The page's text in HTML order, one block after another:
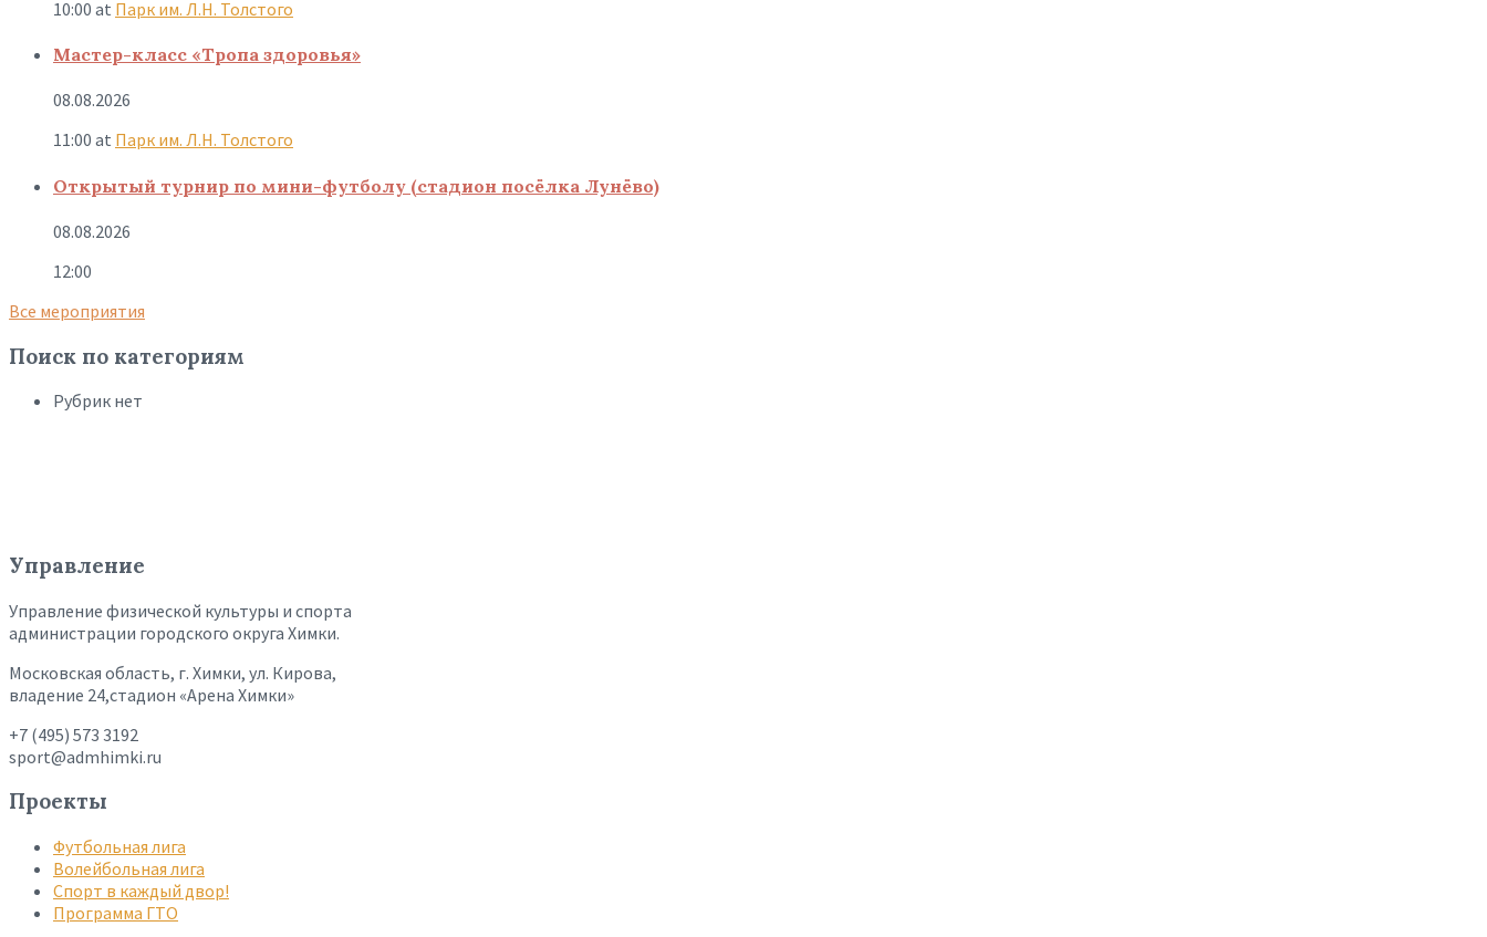
10:00 at Парк им. Л.Н. Толстого
Мастер-класс «Тропа здоровья»
08.08.2026
11:00 at Парк им. Л.Н. Толстого
Открытый турнир по мини-футболу (стадион посёлка Лунёво)
08.08.2026
12:00
Все мероприятия
Поиск по категориям
Рубрик нет
Управление
Управление физической культуры и спорта
администрации городского округа Химки.
Московская область, г. Химки, ул. Кирова,
владение 24,стадион «Арена Химки»
+7 (495) 573 3192
sport@admhimki.ru
Проекты
Футбольная лига
Волейбольная лига
Спорт в каждый двор!
Программа ГТО